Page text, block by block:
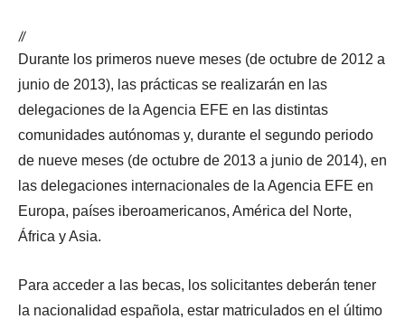
//
Durante los primeros nueve meses (de octubre de 2012 a
junio de 2013), las prácticas se realizarán en las
delegaciones de la Agencia EFE en las distintas
comunidades autónomas y, durante el segundo periodo
de nueve meses (de octubre de 2013 a junio de 2014), en
las delegaciones internacionales de la Agencia EFE en
Europa, países iberoamericanos, América del Norte,
África y Asia.
Para acceder a las becas, los solicitantes deberán tener
la nacionalidad española, estar matriculados en el último